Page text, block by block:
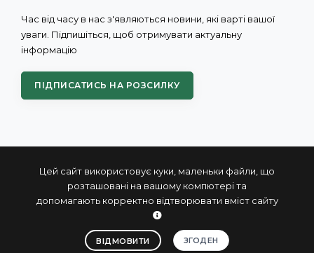
Цей сайт використовує куки, маленьки файли, що
розташовані на вашому компютері та
допомагають корректно відтворювати вміст сайту
ВІДМОВИТИ ЗГОДЕН
Час від часу в нас з'являються новини, які варті вашої
уваги. Підпишіться, щоб отримувати актуальну
інформацію
ПІДПИСАТИСЬ НА РОЗСИЛКУ
© 2004 - 2026 ПРОКСИС™ - промислові комп'ютери та
системи